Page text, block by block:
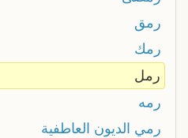
رمق
رمك
رمل
رمه
رمي الديون العاطفية